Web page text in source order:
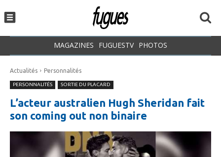
MAGAZINES FUGUESTV PHOTOS
Actualités Personnalités
PERSONNALITÉS SORTIE DU PLACARD
L’acteur australien Hugh Sheridan fait
son coming out non binaire